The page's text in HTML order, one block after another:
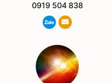
0919 504 838